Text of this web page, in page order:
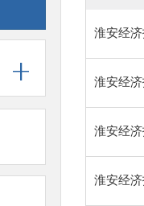
淮安经
淮安经
淮安经
淮安经